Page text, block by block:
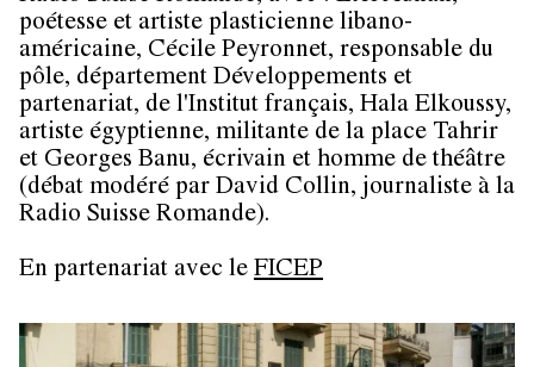
poétesse et artiste plasticienne libano-
américaine, Cécile Peyronnet, responsable du
pôle, département Développements et
partenariat, de l'Institut français, Hala Elkoussy,
artiste égyptienne, militante de la place Tahrir
et Georges Banu, écrivain et homme de théâtre
(débat modéré par David Collin, journaliste à la
Radio Suisse Romande).
En partenariat avec le FICEP